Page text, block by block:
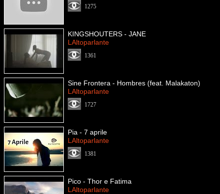
1275
KINGSHOUTERS - JANE
LAltoparlante
1361
Sine Frontera - Hombres (feat. Malakaton)
LAltoparlante
1727
Pia - 7 aprile
LAltoparlante
1381
Pico - Thor e Fatima
LAltoparlante